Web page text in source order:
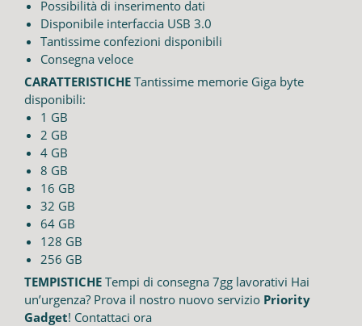
Possibilità di inserimento dati
Disponibile interfaccia USB 3.0
Tantissime confezioni disponibili
Consegna veloce
CARATTERISTICHE Tantissime memorie Giga byte
disponibili:
1 GB
2 GB
4 GB
8 GB
16 GB
32 GB
64 GB
128 GB
256 GB
TEMPISTICHE Tempi di consegna 7gg lavorativi Hai
un’urgenza? Prova il nostro nuovo servizio Priority
Gadget! Contattaci ora